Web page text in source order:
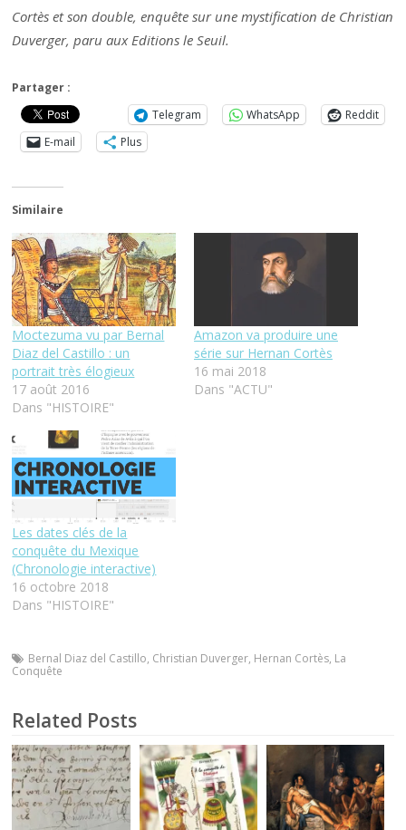
Cortès et son double, enquête sur une mystification de Christian
Duverger, paru aux Editions le Seuil.
Partager :
Telegram
WhatsApp
Reddit
E-mail
Plus
Similaire
Moctezuma vu par Bernal
Diaz del Castillo : un
portrait très élogieux
17 août 2016
Dans "HISTOIRE"
Amazon va produire une
série sur Hernan Cortès
16 mai 2018
Dans "ACTU"
Les dates clés de la
conquête du Mexique
(Chronologie interactive)
16 octobre 2018
Dans "HISTOIRE"
Bernal Diaz del Castillo, Christian Duverger, Hernan Cortès, La
Conquête
Related Posts